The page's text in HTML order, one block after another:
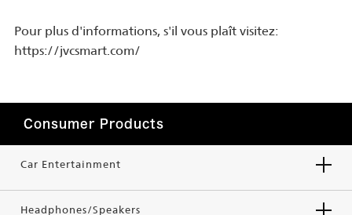
Pour plus d'informations, s'il vous plaît visitez:
https://jvcsmart.com/
Consumer Products
Car Entertainment
Headphones/Speakers